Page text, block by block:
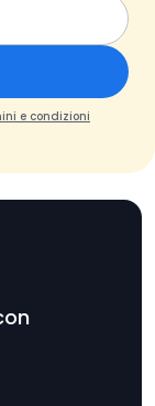
e condizioni